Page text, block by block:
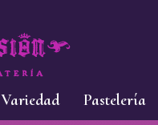
Variedad Pastelería